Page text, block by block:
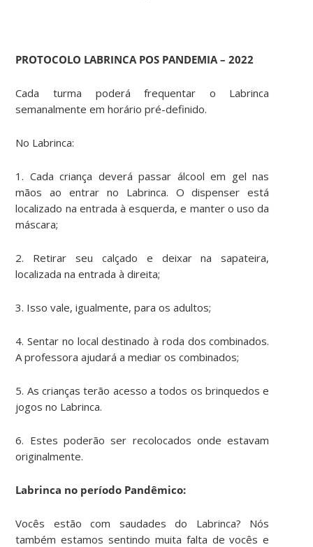
PROTOCOLO LABRINCA POS PANDEMIA – 2022
Cada turma poderá frequentar o Labrinca
semanalmente em horário pré-definido.
No Labrinca:
1. Cada criança deverá passar álcool em gel nas
mãos ao entrar no Labrinca. O dispenser está
localizado na entrada à esquerda, e manter o uso da
máscara;
2. Retirar seu calçado e deixar na sapateira,
localizada na entrada à direita;
3. Isso vale, igualmente, para os adultos;
4. Sentar no local destinado à roda dos combinados.
A professora ajudará a mediar os combinados;
5. As crianças terão acesso a todos os brinquedos e
jogos no Labrinca.
6. Estes poderão ser recolocados onde estavam
originalmente.
Labrinca no período Pandêmico:
Vocês estão com saudades do Labrinca? Nós
também estamos sentindo muita falta de vocês e